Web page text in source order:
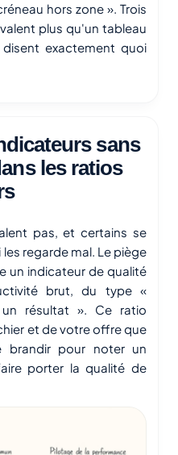
hors zone ». Trois
plus qu'un tableau
exactement quoi
sans
les ratios
pas, et certains se
regarde mal. Le piège
un indicateur de qualité
brut, du type «
résultat ». Ce ratio
et de votre offre que
brandir pour noter un
porter la qualité de